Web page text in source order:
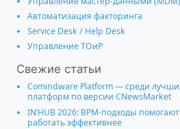
Автоматизация факторинга
Service Desk / Help Desk
Управление ТОиР
Свежие статьи
Comindware Platform — среди
платформ по версии CNewsMarket
IN’HUB 2026: BPM-подходы
работать эффективнее